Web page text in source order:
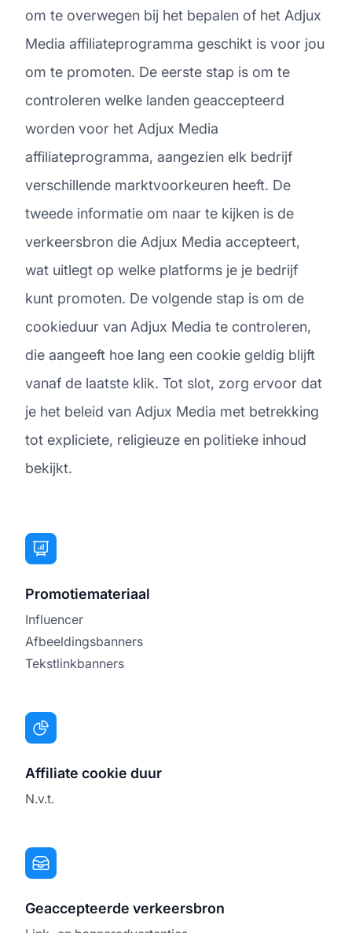
om te overwegen bij het bepalen of het Adjux
Media affiliateprogramma geschikt is voor jou
om te promoten. De eerste stap is om te
controleren welke landen geaccepteerd
worden voor het Adjux Media
affiliateprogramma, aangezien elk bedrijf
verschillende marktvoorkeuren heeft. De
tweede informatie om naar te kijken is de
verkeersbron die Adjux Media accepteert,
wat uitlegt op welke platforms je je bedrijf
kunt promoten. De volgende stap is om de
cookieduur van Adjux Media te controleren,
die aangeeft hoe lang een cookie geldig blijft
vanaf de laatste klik. Tot slot, zorg ervoor dat
je het beleid van Adjux Media met betrekking
tot expliciete, religieuze en politieke inhoud
bekijkt.
Promotiemateriaal
Influencer
Afbeeldingsbanners
Tekstlinkbanners
Affiliate cookie duur
N.v.t.
Geaccepteerde verkeersbron